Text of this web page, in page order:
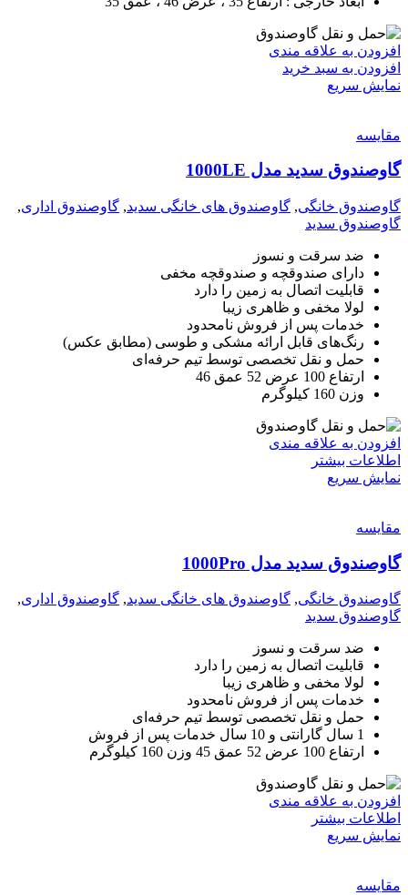
افزودن به علاقه مندی
افزودن به سبد خرید
نمایش سریع
مقايسه
گاوصندوق سدید مدل 1000LE
گاوصندوق خانگی, گاوصندوق های خانگی سدید, گاوصندوق اداری,
گاوصندوق سدید
ضد سرقت و نسوز
دارای صندوقچه و صندوقچه مخفی
قابلیت اتصال به زمین را دارد
لولا مخفی و ظاهری زیبا
خدمات پس از فروش نامحدود
رنگ‌های قابل ارائه مشکی و طوسی (مطابق عکس)
حمل و نقل تخصصی توسط تیم حرفه‌ای
ارتفاع 100 عرض 52 عمق 46
وزن 160 کیلوگرم
افزودن به علاقه مندی
اطلاعات بیشتر
نمایش سریع
مقايسه
گاوصندوق سدید مدل 1000Pro
گاوصندوق خانگی, گاوصندوق های خانگی سدید, گاوصندوق اداری,
گاوصندوق سدید
ضد سرقت و نسوز
قابلیت اتصال به زمین را دارد
لولا مخفی و ظاهری زیبا
خدمات پس از فروش نامحدود
حمل و نقل تخصصی توسط تیم حرفه‌ای
1 سال گارانتی و 10 سال خدمات پس از فروش
ارتفاع 100 عرض 52 عمق 45 وزن 160 کیلوگرم
افزودن به علاقه مندی
اطلاعات بیشتر
نمایش سریع
مقايسه